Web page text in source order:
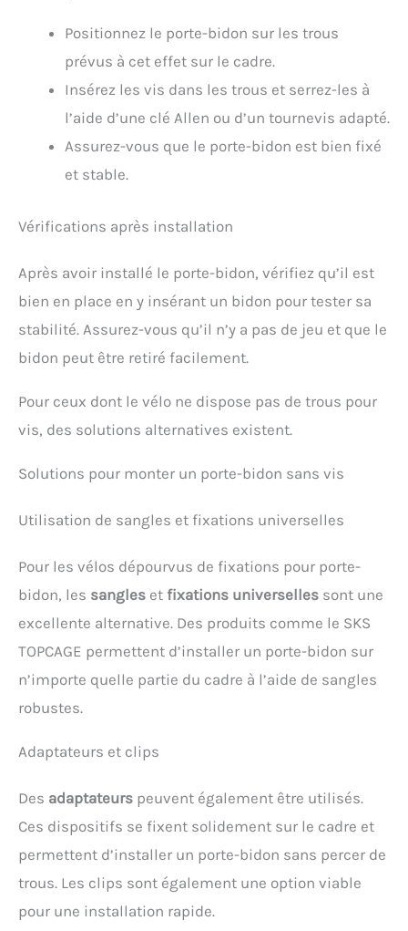
Positionnez le porte-bidon sur les trous
prévus à cet effet sur le cadre.
Insérez les vis dans les trous et serrez-les à
l’aide d’une clé Allen ou d’un tournevis adapté.
Assurez-vous que le porte-bidon est bien fixé
et stable.
Vérifications après installation
Après avoir installé le porte-bidon, vérifiez qu’il est
bien en place en y insérant un bidon pour tester sa
stabilité. Assurez-vous qu’il n’y a pas de jeu et que le
bidon peut être retiré facilement.
Pour ceux dont le vélo ne dispose pas de trous pour
vis, des solutions alternatives existent.
Solutions pour monter un porte-bidon sans vis
Utilisation de sangles et fixations universelles
Pour les vélos dépourvus de fixations pour porte-
bidon, les sangles et fixations universelles sont une
excellente alternative. Des produits comme le SKS
TOPCAGE permettent d’installer un porte-bidon sur
n’importe quelle partie du cadre à l’aide de sangles
robustes.
Adaptateurs et clips
Des adaptateurs peuvent également être utilisés.
Ces dispositifs se fixent solidement sur le cadre et
permettent d’installer un porte-bidon sans percer de
trous. Les clips sont également une option viable
pour une installation rapide.